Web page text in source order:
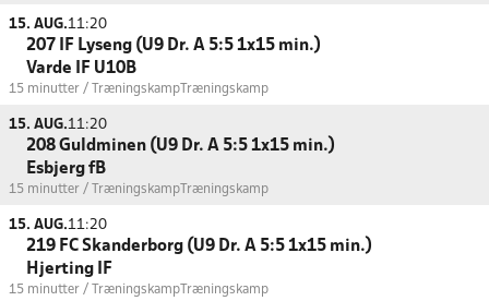
15. AUG.11:20
207 IF Lyseng (U9 Dr. A 5:5 1x15 min.)
Varde IF U10B
15 minutter / Træningskamp Træningskamp
15. AUG.11:20
208 Guldminen (U9 Dr. A 5:5 1x15 min.)
Esbjerg fB
15 minutter / Træningskamp Træningskamp
15. AUG.11:20
219 FC Skanderborg (U9 Dr. A 5:5 1x15 min.)
Hjerting IF
15 minutter / Træningskamp Træningskamp